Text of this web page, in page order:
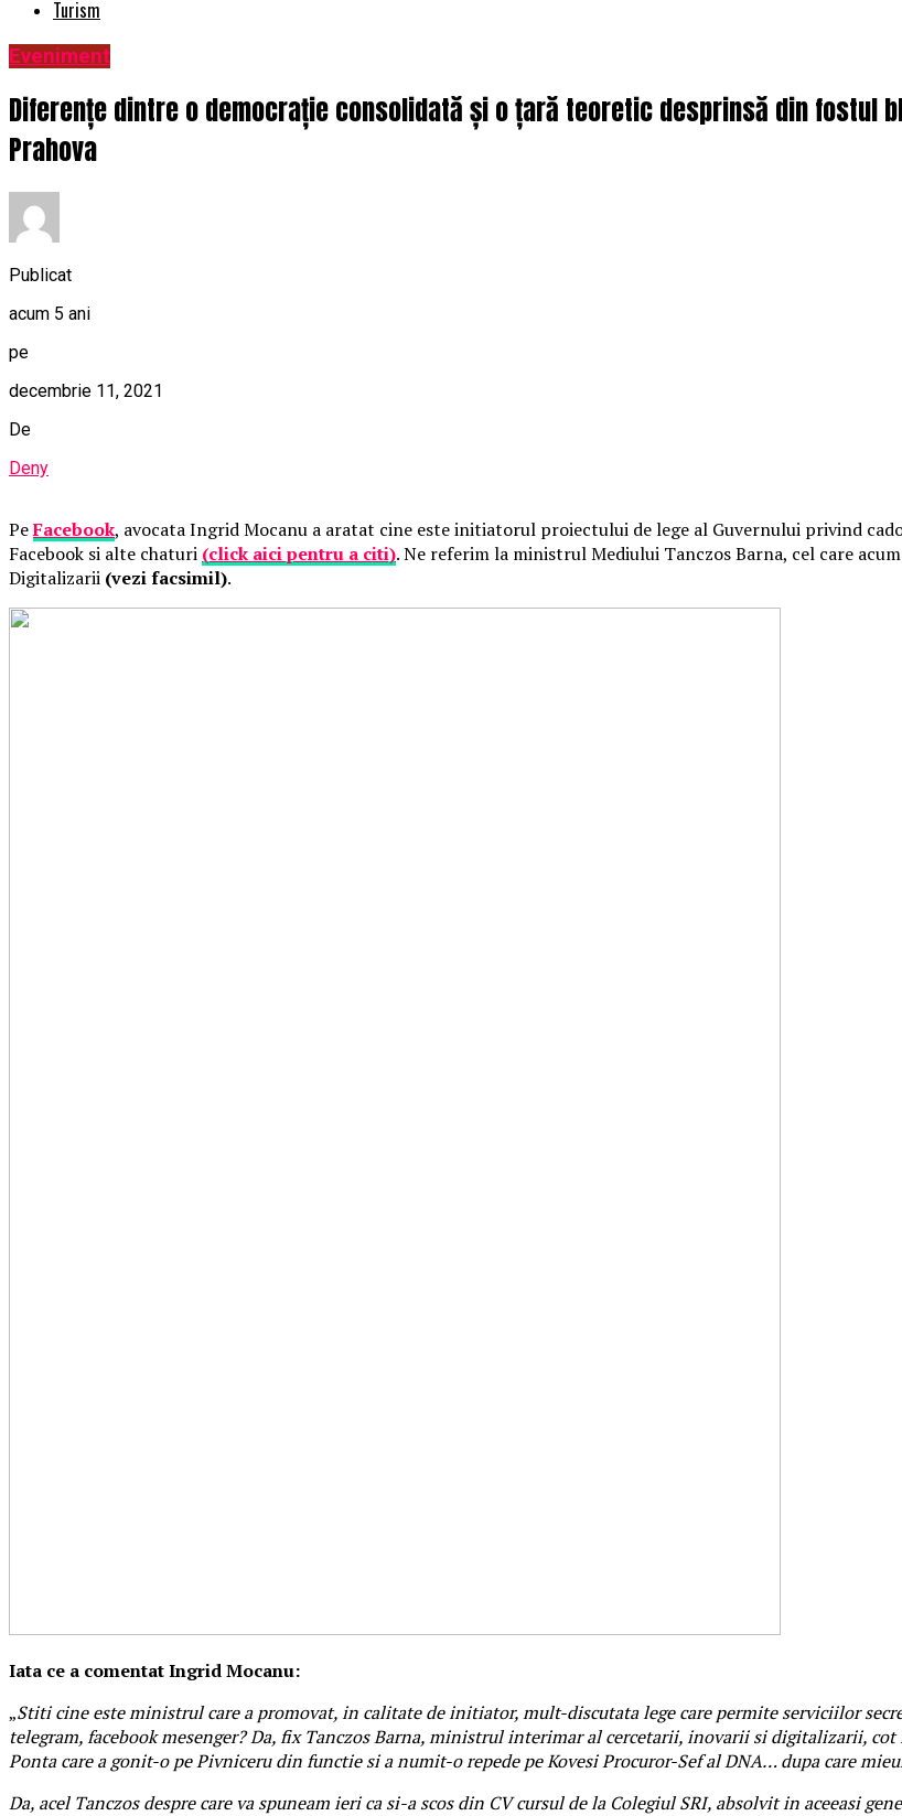
Turism
Eveniment
Diferențe dintre o democrație consolidată și o țară teoretic desprinsă din fostul
Prahova
Publicat
acum 5 ani
pe
decembrie 11, 2021
De
Deny
PeFacebook, avocata Ingrid Mocanu a aratat cine este initiatorul proiectului de lege al Guvernului privind
Facebook si alte chaturi (click aici pentru a citi). Ne referim la ministrul Mediului Tanczos Barna, cel care
Digitalizarii (vezi facsimil).
Iata ce a comentat Ingrid Mocanu:
„Stiti cine este ministrul care a promovat, in calitate de initiator, mult-discutata lege care permite serviciilor
telegram, facebook mesenger? Da, fix Tanczos Barna, ministrul interimar al cercetarii, inovarii si digitalizarii,
Ponta care a gonit-o pe Pivniceru din functie si a numit-o repede pe Kovesi Procuror-Sef al DNA… dupa care
Da, acel Tanczos despre care va spuneam ieri ca si-a scos din CV cursul de la Colegiul SRI, absolvit in aceeasi